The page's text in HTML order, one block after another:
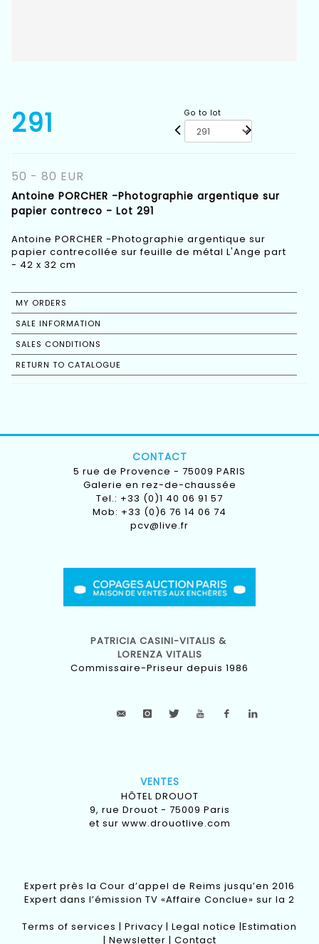
291 Go to lot
50 - 80 EUR
Antoine PORCHER -Photographie argentique sur
papier contreco - Lot 291
Antoine PORCHER -Photographie argentique sur
papier contrecollée sur feuille de métal L'Ange part
- 42 x 32 cm
MY ORDERS
SALE INFORMATION
SALES CONDITIONS
RETURN TO CATALOGUE
CONTACT
5 rue de Provence - 75009 PARIS
Galerie en rez-de-chaussée
Tel.: +33 (0)1 40 06 91 57
Mob: +33 (0)6 76 14 06 74
pcv@live.fr
PATRICIA CASINI-VITALIS &
LORENZA VITALIS
Commissaire-Priseur depuis 1986
VENTES
HÔTEL DROUOT
9, rue Drouot - 75009 Paris
et sur www.drouotlive.com
Expert près la Cour d’appel de Reims jusqu’en 2016
Expert dans l’émission TV «Affaire Conclue» sur la 2
Terms of services | Privacy | Legal notice |Estimation
| Newsletter | Contact